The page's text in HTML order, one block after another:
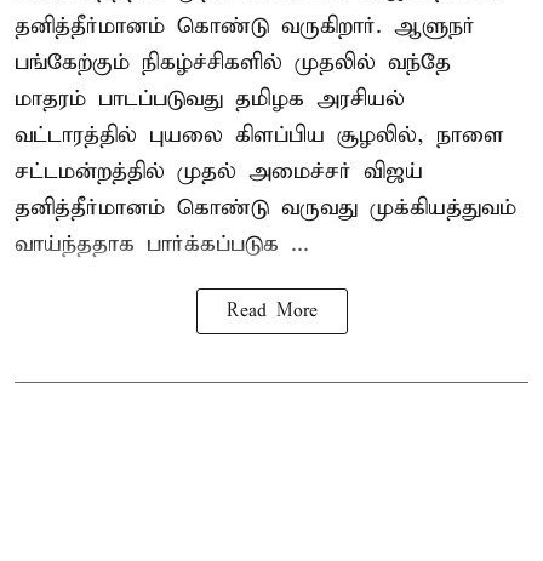
தனித்தீர்மானம் கொண்டு வருகிறார். ஆளுநர்
பங்கேற்கும் நிகழ்ச்சிகளில் முதலில் வந்தே
மாதரம் பாடப்படுவது தமிழக அரசியல்
வட்டாரத்தில் புயலை கிளப்பிய சூழலில், நாளை
சட்டமன்றத்தில் முதல் அமைச்சர் விஜய்
தனித்தீர்மானம் கொண்டு வருவது முக்கியத்துவம்
வாய்ந்ததாக பார்க்கப்படுக ...
Read More